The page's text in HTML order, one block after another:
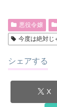
悪役令嬢
今度は絶対じ
シェアする
X